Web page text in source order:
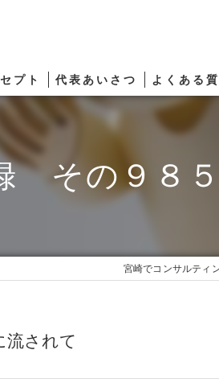
プト 代表あいさつ よくある質
その９８
宮崎でコンサルティ
されて